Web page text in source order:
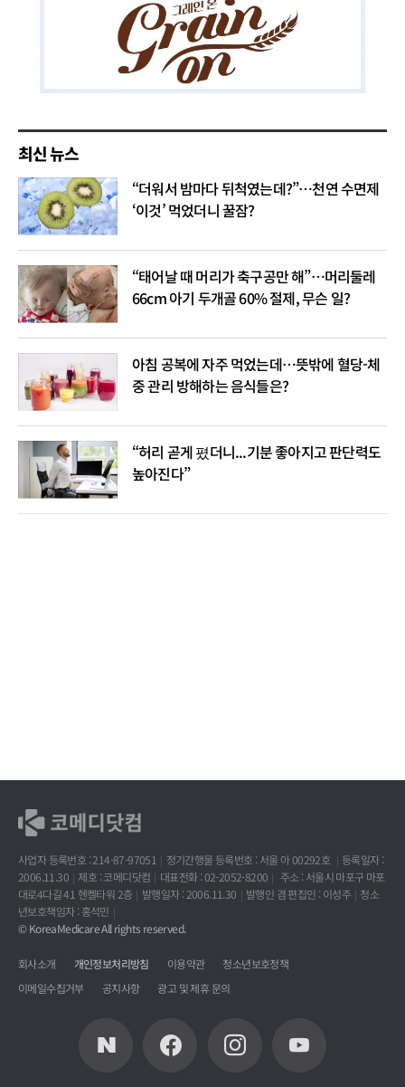
최신 뉴스
“더워서 밤마다 뒤척였는데?”…천연 수면제
‘이것’ 먹었더니 꿀잠?
“태어날 때 머리가 축구공만 해”…머리둘레
66cm 아기 두개골 60% 절제, 무슨 일?
아침 공복에 자주 먹었는데…뜻밖에 혈당-체
중 관리 방해하는 음식들은?
“허리 곧게 폈더니...기분 좋아지고 판단력도
높아진다”
사업자 등록번호 : 214-87-97051 정기간행물 등록번호 : 서울 아 00292호
등록일자 :
2006.11.30
제호 : 코메디닷컴 대표전화 : 02-2052-8200
주소 : 서울시 마포구 마포
대로4다길 41 헨켈타워 2층
발행일자 : 2006.11.30 발행인 겸 편집인 : 이성주
청소
년보호책임자 : 홍석민
© KoreaMedicare All rights reserved.
회사소개 개인정보처리방침 이용약관
청소년보호정책
이메일수집거부
공지사항 광고 및 제휴 문의